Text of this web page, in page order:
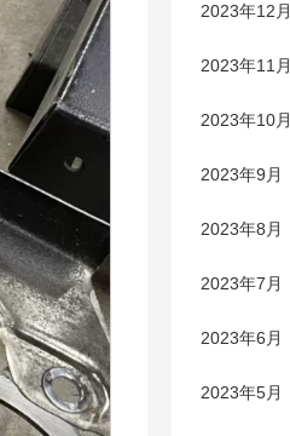
2023年12月
2023年11月
2023年10月
2023年9月
2023年8月
2023年7月
2023年6月
2023年5月